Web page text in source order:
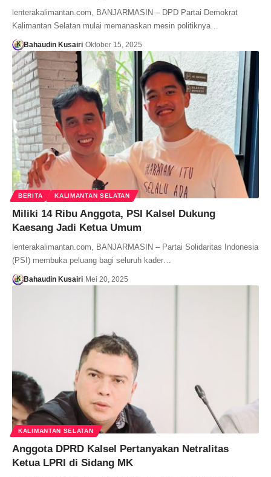
lenterakalimantan.com, BANJARMASIN – DPD Partai Demokrat
Kalimantan Selatan mulai memanaskan mesin politiknya…
Bahaudin Kusairi Oktober 15, 2025
BERITA KALIMANTAN SELATAN
Miliki 14 Ribu Anggota, PSI Kalsel Dukung
Kaesang Jadi Ketua Umum
lenterakalimantan.com, BANJARMASIN – Partai Solidaritas Indonesia
(PSI) membuka peluang bagi seluruh kader…
Bahaudin Kusairi Mei 20, 2025
KALIMANTAN SELATAN
Anggota DPRD Kalsel Pertanyakan Netralitas
Ketua LPRI di Sidang MK